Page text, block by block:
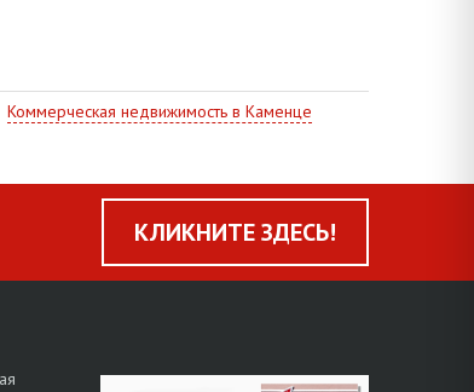
Коммерческая недвижимость в Каменце
КЛИКНИТЕ ЗДЕСЬ!